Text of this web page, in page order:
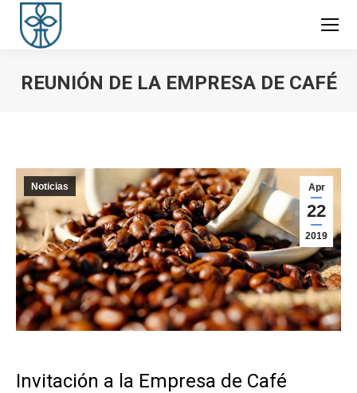
REUNIÓN DE LA EMPRESA DE CAFÉ
Apr
22
2019
Noticias
Invitación a la Empresa de Café